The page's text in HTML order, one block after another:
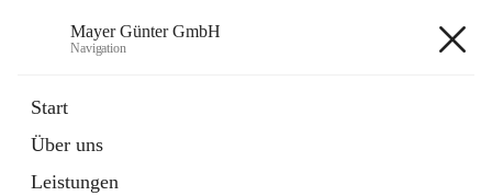
Mayer Günter GmbH
Navigation
Start
Über uns
Leistungen
Artikel
in